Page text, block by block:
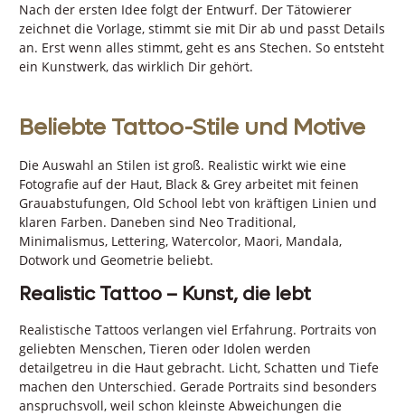
Nach der ersten Idee folgt der Entwurf. Der Tätowierer
zeichnet die Vorlage, stimmt sie mit Dir ab und passt Details
an. Erst wenn alles stimmt, geht es ans Stechen. So entsteht
ein Kunstwerk, das wirklich Dir gehört.
Beliebte Tattoo-Stile und Motive
Die Auswahl an Stilen ist groß. Realistic wirkt wie eine
Fotografie auf der Haut, Black & Grey arbeitet mit feinen
Grauabstufungen, Old School lebt von kräftigen Linien und
klaren Farben. Daneben sind Neo Traditional,
Minimalismus, Lettering, Watercolor, Maori, Mandala,
Dotwork und Geometrie beliebt.
Realistic Tattoo – Kunst, die lebt
Realistische Tattoos verlangen viel Erfahrung. Portraits von
geliebten Menschen, Tieren oder Idolen werden
detailgetreu in die Haut gebracht. Licht, Schatten und Tiefe
machen den Unterschied. Gerade Portraits sind besonders
anspruchsvoll, weil schon kleinste Abweichungen die